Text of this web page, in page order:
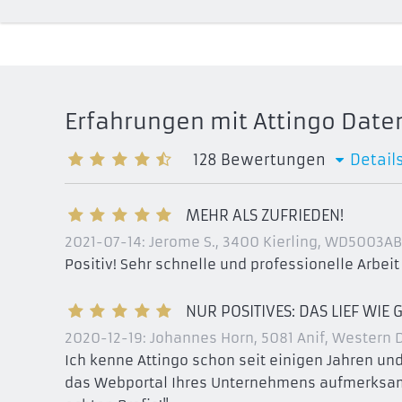
Entourage 2001
Entourage X
Office
Erfahrungen mit Attingo
128 Bewertungen Details
MEHR ALS ZUFRIEDEN!
2021-07-14: Jerome S., 3400 Kierling,
Positiv! Sehr schnelle und professionelle Arbeit
NUR POSITIVES: DAS LIEF WIE
2020-12-19: Johannes Horn, 5081 Anif, Western
Ich kenne Attingo schon seit einigen Jahren
das Webportal Ihres Unternehmens